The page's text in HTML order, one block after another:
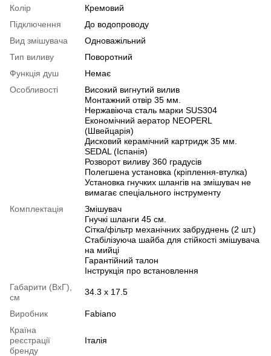
Колір
Кремовий
Підключення
До водопроводу
Вид змішувача
Одноважільний
Тип виливу
Поворотний
Функція душ
Немає
Особливості
Високий вигнутий вилив
Монтажний отвір 35 мм.
Нержавіюча сталь марки SUS304
Економічний аератор NEOPERL
(Швейцарія)
Дисковий керамічний картридж 35 мм.
SEDAL (Іспанія)
Розворот виливу 360 градусів
Полегшена установка (кріплення-втулка)
Установка гнучких шлангів на змішувач не
вимагає спеціального інструменту
Комплектація
Змішувач
Гнучкі шланги 45 см.
Сітка/фільтр механічних забруднень (2 шт.)
Стабілізуюча шайба для стійкості змішувача
на мийці
Гарантійний талон
Інструкція про встановлення
Габарити (ВхГ),
см
34.3 х 17.5
Виробник
Fabiano
Країна
реєстрації
бренду
Італія